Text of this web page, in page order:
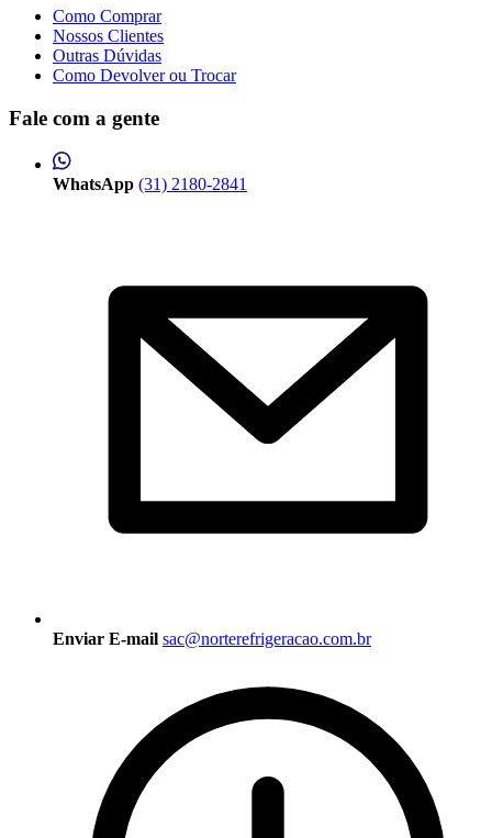
Como Comprar
Nossos Clientes
Outras Dúvidas
Como Devolver ou Trocar
Fale com a gente
WhatsApp (31) 2180-2841
Enviar E-mail sac@norterefrigeracao.com.br